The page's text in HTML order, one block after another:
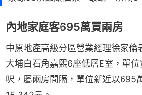
內地家庭客695萬買兩房
中原地產高級分區營業經理徐家倫
大埔白石角嘉熙6座低層E室，單
呎，屬兩房間隔，單位新近以695